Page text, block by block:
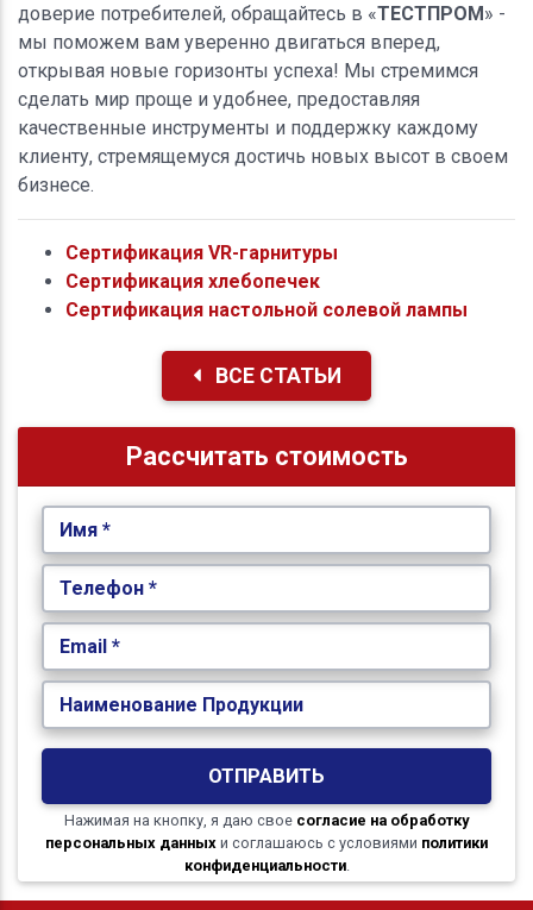
доверие потребителей, обращайтесь в «ТЕСТПРОМ» -
мы поможем вам уверенно двигаться вперед,
открывая новые горизонты успеха! Мы стремимся
сделать мир проще и удобнее, предоставляя
качественные инструменты и поддержку каждому
клиенту, стремящемуся достичь новых высот в своем
бизнесе.
Сертификация VR-гарнитуры
Сертификация хлебопечек
Сертификация настольной солевой лампы
ВСЕ СТАТЬИ
Рассчитать стоимость
Имя *
Телефон *
Email *
Наименование Продукции
ОТПРАВИТЬ
Нажимая на кнопку, я даю свое согласие на обработку
персональных данных и соглашаюсь с условиями политики
конфиденциальности.